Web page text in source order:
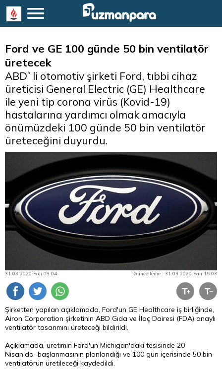
Ford ve GE 100 günde 50 bin ventilatör
üretecek
ABD`li otomotiv şirketi Ford, tıbbi cihaz
üreticisi General Electric (GE) Healthcare
ile yeni tip corona virüs (Kovid-19)
hastalarına yardımcı olmak amacıyla
önümüzdeki 100 günde 50 bin ventilatör
üreteceğini duyurdu.
31.03.2020 Salı 09:04 Güncelleme : 31.03.2020 Salı 15:03
Şirketten yapılan açıklamada, Ford'un GE Healthcare iş birliğinde,
Airon Corporation şirketinin ABD Gıda ve İlaç Dairesi (FDA) onaylı
ventilatör tasarımını üreteceği bildirildi.
Açıklamada, üretimin Ford'un Michigan'daki tesisinde 20
Nisan'da başlanmasının planlandığı ve 100 gün içerisinde 50 bin
ventilatörün üretileceği kaydedildi.